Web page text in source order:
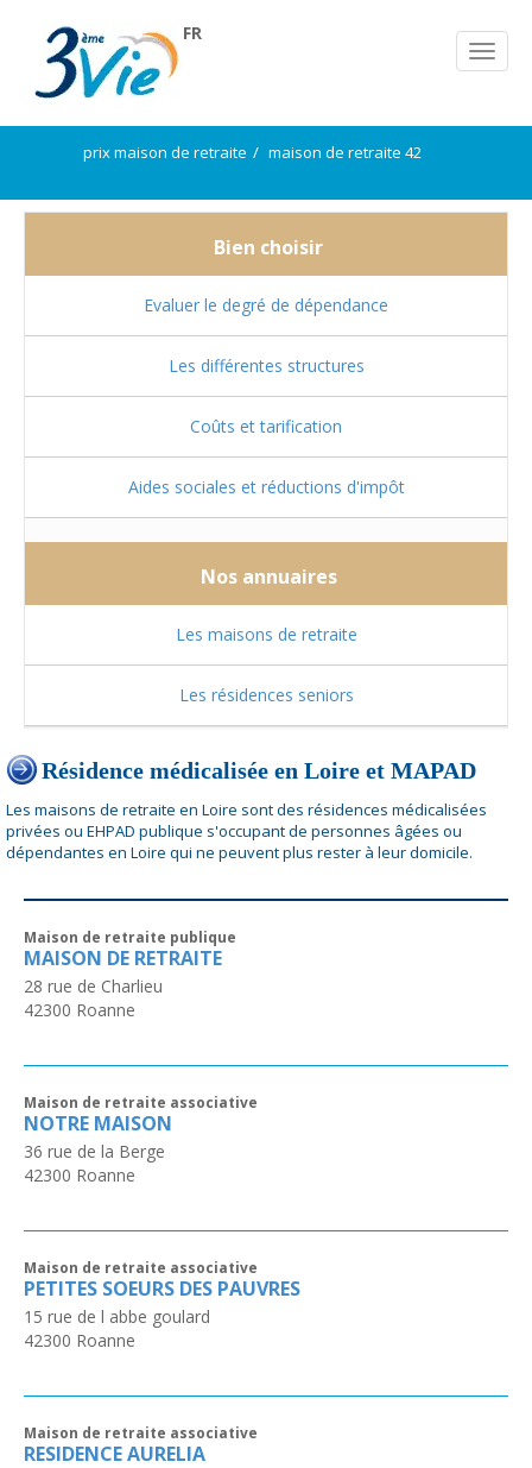
FR
prix maison de retraite maison de retraite 42
Bien choisir
Evaluer le degré de dépendance
Les différentes structures
Coûts et tarification
Aides sociales et réductions d'impôt
Nos annuaires
Les maisons de retraite
Les résidences seniors
Résidence médicalisée en Loire et MAPAD
Les maisons de retraite en Loire sont des résidences médicalisées
privées ou EHPAD publique s'occupant de personnes âgées ou
dépendantes en Loire qui ne peuvent plus rester à leur domicile.
Maison de retraite publique
MAISON DE RETRAITE
28 rue de Charlieu
42300 Roanne
Maison de retraite associative
NOTRE MAISON
36 rue de la Berge
42300 Roanne
Maison de retraite associative
PETITES SOEURS DES PAUVRES
15 rue de l abbe goulard
42300 Roanne
Maison de retraite associative
RESIDENCE AURELIA